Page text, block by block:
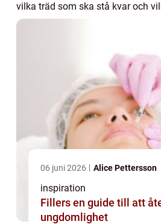
vilka träd som ska stå kvar och
skapas utrymme för de bästa
06 juni 2026 Alice Pettersson
inspiration
Fillers en guide till att återställa
ungdomlighet